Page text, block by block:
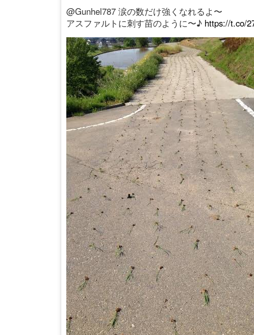
@Gunhel787 涙の数だけ強くなれるよ〜
アスファルトに刺す苗のように〜♪ https://t.co/